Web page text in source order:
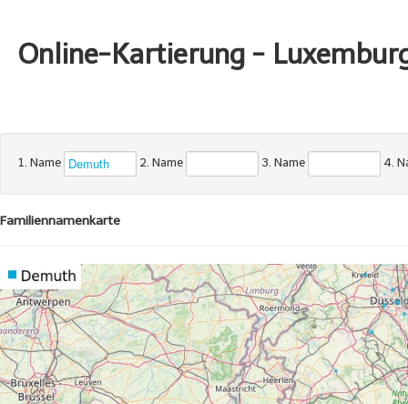
Online-Kartierung -
1. Name 2. Name 3. Name 4.
Familiennamenkarte